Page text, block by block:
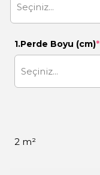
Seçiniz...
1.Perde Boyu (cm)*
Seçiniz...
2 m²